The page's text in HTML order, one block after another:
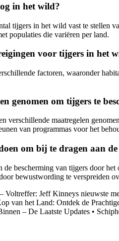
in het wild?
tijgers in het wild vast te stellen
populaties die variëren per land.
voor tijgers in het
factoren, waaronder
genomen om tijgers te
verschillende maatregelen
van programmas voor het
om bij te dragen aan
bescherming van tijgers door
bewustwording te verspreiden
Voltreffer: Jeff Kinneys nieuwste
van het Land: Ontdek de
– De Laatste Updates •